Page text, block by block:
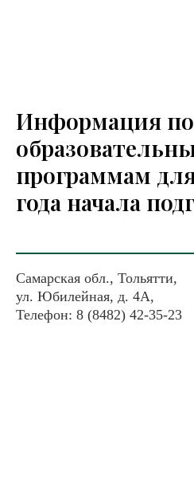
Информация по
программам
года начала
Самарская обл., Тольятти,
ул. Юбилейная, д. 4А,
Телефон: 8 (8482) 42-35-23